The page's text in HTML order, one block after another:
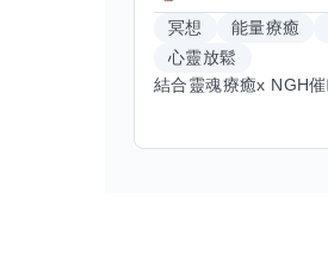
冥想 能量療癒
心靈放鬆